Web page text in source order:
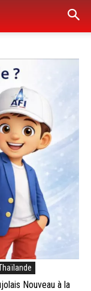
Nouveau à la